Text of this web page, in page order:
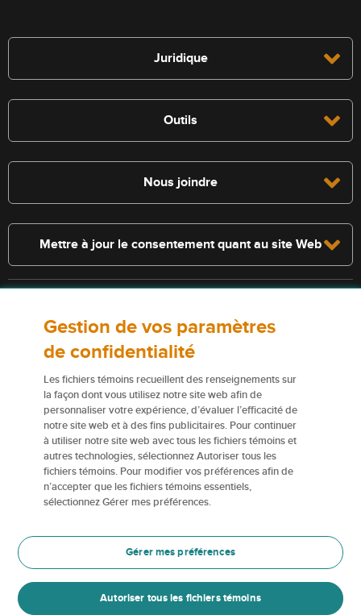
Juridique
Outils
Nous joindre
Mettre à jour le consentement quant au site Web
s’appliquent. Les services décrits sur le présent site Web ne
constituent pas des polices d’assurance, et certaines polices n’y sont
pas admissibles.
Pour obtenir de plus amples renseignements sur nos services ou nos
assureurs, veuillez consulter lesConditions d’utilisation
Certains éléments de contenu du présent site Web sont des marques
de commerce ou des appellations commerciales de la Corporation
financière Northbridge (ou de ses sociétés affiliées); elles sont
utilisées par nos assureurs avec la permission de la Corporation
financière Northbridge.
Pour en savoir plus, veuillez consulter les renseignements sur les
Marques de commerce.
Gestion de vos paramètres
de confidentialité
Les fichiers témoins recueillent des renseignements sur
la façon dont vous utilisez notre site web afin de
personnaliser votre expérience, d’évaluer l’efficacité de
notre site web et à des fins publicitaires. Pour continuer
à utiliser notre site web avec tous les fichiers témoins et
autres technologies, sélectionnez Autoriser tous les
fichiers témoins. Pour modifier vos préférences afin de
n’accepter que les fichiers témoins essentiels,
sélectionnez Gérer mes préférences.
Gérer mes préférences
Autoriser tous les fichiers témoins